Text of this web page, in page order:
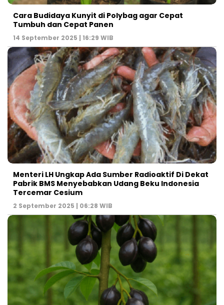
Cara Budidaya Kunyit di Polybag agar Cepat
Tumbuh dan Cepat Panen
14 September 2025 | 16:29 WIB
Menteri LH Ungkap Ada Sumber Radioaktif Di Dekat
Pabrik BMS Menyebabkan Udang Beku Indonesia
Tercemar Cesium
2 September 2025 | 06:28 WIB